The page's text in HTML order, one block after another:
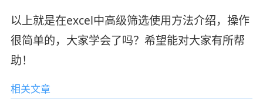
以上就是在excel中高级筛选使用方法介绍，操作
很简单的，大家学会了吗？希望能对大家有所帮
助！
相关文章